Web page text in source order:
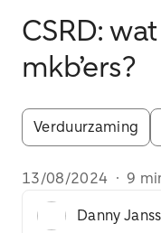
CSRD:
mkb’ers?
Verduurzaming
13/08/2024 · 9
Danny